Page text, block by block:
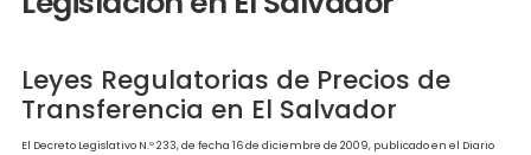
Legislación en El Salvador